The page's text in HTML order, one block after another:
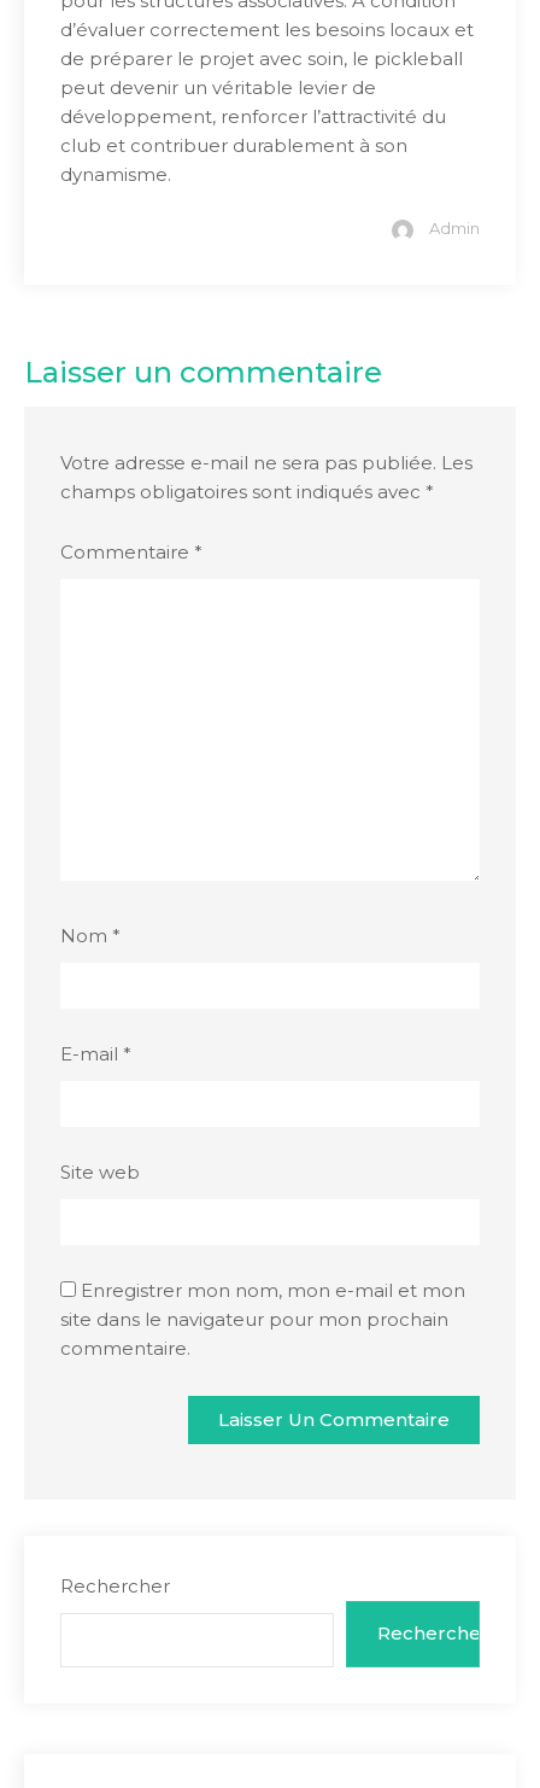
d’évaluer correctement les besoins locaux et
de préparer le projet avec soin, le pickleball
peut devenir un véritable levier de
développement, renforcer l’attractivité du
club et contribuer durablement à son
dynamisme.
Admin
Laisser un commentaire
Votre adresse e-mail ne sera pas publiée. Les
champs obligatoires sont indiqués avec *
Commentaire *
Nom *
E-mail *
Site web
Enregistrer mon nom, mon e-mail et mon
site dans le navigateur pour mon prochain
commentaire.
Rechercher
Rechercher